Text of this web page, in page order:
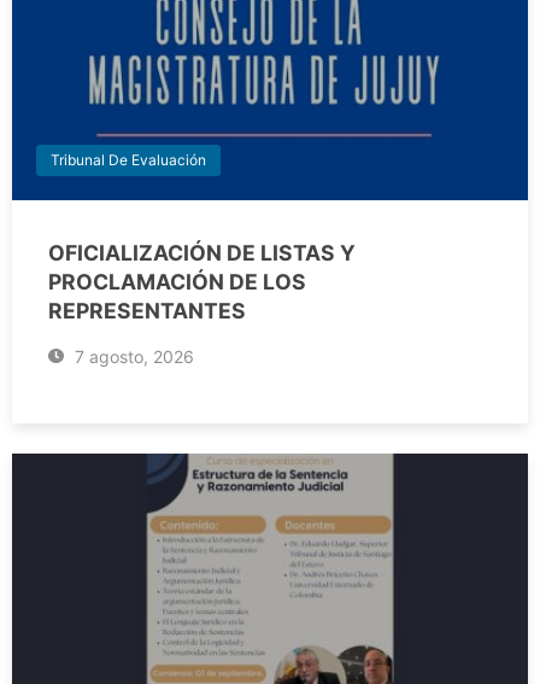
Tribunal De Evaluación
OFICIALIZACIÓN DE LISTAS Y
PROCLAMACIÓN DE LOS
REPRESENTANTES
7 agosto, 2026